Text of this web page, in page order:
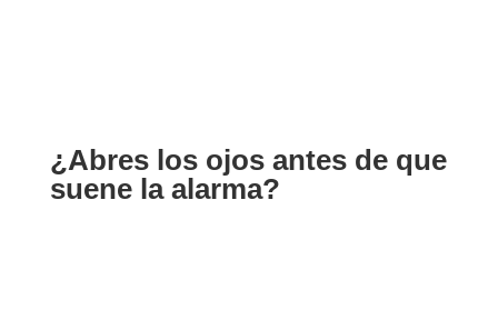
¿Abres los ojos antes de que
suene la alarma?